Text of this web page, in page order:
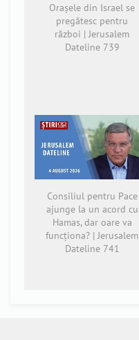
Orașele din Israel se
pregătesc pentru
război | Jerusalem
Dateline 739
Consiliul pentru Pace
ajunge la un acord cu
Hamas, dar oare va
funcționa? | Jerusalem
Dateline 741